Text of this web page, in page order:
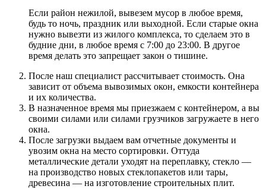
Если район нежилой, вывезем мусор в любое время,
будь то ночь, праздник или выходной. Если старые окна
нужно вывезти из жилого комплекса, то сделаем это в
будние дни, в любое время с 7:00 до 23:00. В другое
время делать это запрещает закон о тишине.
После наш специалист рассчитывает стоимость. Она
зависит от объема вывозимых окон, емкости контейнера
и их количества.
В назначенное время мы приезжаем с контейнером, а вы
своими силами или силами грузчиков загружаете в него
окна.
После загрузки выдаем вам отчетные документы и
увозим окна на место сортировки. Оттуда
металлические детали уходят на переплавку, стекло —
на производство новых стеклопакетов или тары,
древесина — на изготовление строительных плит.